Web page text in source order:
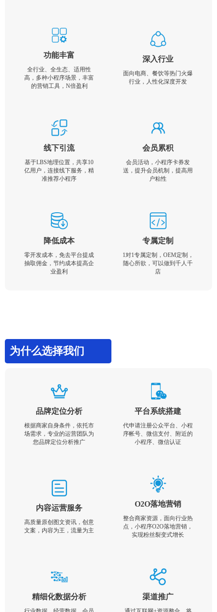
功能丰富
全行业、全生态、适用性
高，多种小程序场景，丰富
的营销工具，N倍盈利
深入行业
面向电商、餐饮等热门火爆
行业，人性化深度开发
线下引流
基于LBS地理位置，共享10
亿用户，连接线下服务，精
准推荐小程序
会员累积
会员活动，小程序卡券发
送，提升会员机制，提高用
户粘性
降低成本
零开发成本，免去平台提成
抽取佣金，节约成本提高企
业盈利
专属定制
1对1专属定制，OEM定制，
随心所欲，可以做到千人千
店
为什么选择我们
品牌定位分析
根据商家自身条件，依托市
场需求，专业的运营团队为
您品牌定位分析推广
平台系统搭建
代申请注册公众平台、小程
序帐号、微信支付、附近的
小程序、微信认证
内容运营服务
高质量原创图文资讯，创意
文案，内容为王，流量为主
O2O落地营销
整合商家资源，面向行业热
点，小程序O2O落地营销，
实现粉丝裂变式增长
精细化数据分析 渠道推广